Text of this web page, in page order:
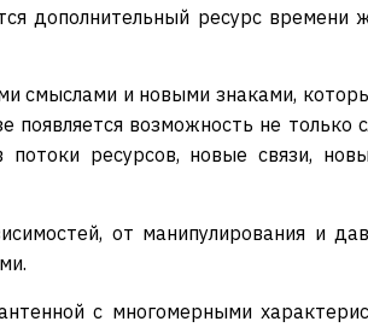
дополнительный ресурс времени
смыслами и новыми знаками,
возможность не только
ресурсов, новые связи,
от манипулирования и
с многомерными